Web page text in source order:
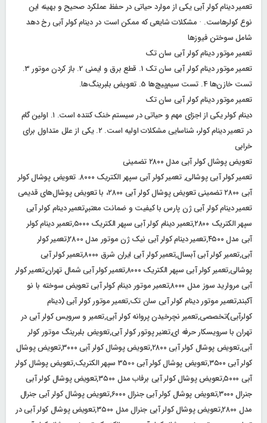
تعمیر دینام کولر آبی یکی از موارد حیاتی در حفظ عملکرد صحیح و بهینه این
نوع کولرهاست. · مشکلات شایعی که ممکن است در دینام کولر آبی رخ دهد
شامل سوختن فیوزها
تعمیر موتور دینام کولر آبی سان تک
تعمیر موتور دینام کولر آبی سان تک 1. قطع برق و ایمنی 2. باز کردن موتور 3.
تست خازن‌ها 4. تست سیم‌پیچ‌ها 5. تعویض بلبرینگ‌ها.
تعمیر موتور دینام کولر آبی سان تک
دینام کولر یکی از اجزای مهم و حیاتی در سیستم خنک کننده است. ۱. اولین گام
در تعمیر دینام کولر، شناسایی مشکلات اولیه است. ۲. یکی از علل متداول برای
خرابی
تعویض پوشال کولر آبی مدل ۲۸۰۰ تضمینی
تعمیر کولر آبی پوشالی, تعمیر کولر آبی سپهر الکتریک ۸۰۰۰. تعویض پوشال کولر
آبی ۲۸۰۰ تضمینی تعویض پوشال کولر آبی ۲۸۰۰، با تعویض پوشال‌های قدیمی
تعمیر دینام کولر آبی ژن پارس با کیفیت و ضمانت معتبر,تعمیر دینام کولر آبی
سپهر الکتریک ۲۸۰۰,تعمیر دینام کولر آبی سپهر الکتریک ۵۰۰۰,تعمیر دینام کولر
آبی مدل ۴۵۰۰,تعمیر دینام کولر آبی نیک ژن موتور مدل 2800,تعمیر کولر
آبی,تعمیر کولر آبی آبسال,تعمیر کولر آبی ایران شرق ۸۰۰۰,تعمیر کولر آبی
پوشالی,تعمیر کولر آبی سپهر الکتریک ۸۰۰۰,تعمیر کولر آبی شمال تهران,تعمیر کولر
آبی مروارید سوز مدل ۸۰۰۰,تعمیر موتور دینام کولر آبی تعویض سوخته با نو
آکبند,تعمیر موتور دینام کولر آبی سان تک,تعمیر موتور کولر آبی (دینام
کولرآبی)تخصصی,تعمیر نچرخیدن پروانه کولر آبی,تعمیر و سرویس کولر آبی در
تهران با سرویسکار حرفه ای,تعنیر پوتور کولر آبی,تعویض بلبرینگ موتور کولر
آبی,تعویض پوشال کولر آبی ۲۸۰۰,تعویض پوشال کولر آبی ۳۰۰۰,تعویض پوشال
کولر آبی ۳۵۰۰,تعویض پوشال کولر آبی 3500 سپهر الکتریک,تعویض پوشال کولر
آبی ۵۰۰۰,تعویض پوشال کولر آبی برفاب مدل ۳۵۰۰,تعویض پوشال کولر آبی
جنرال ۳۰۰۰,تعویض پوشال کولر آبی جنرال ۶۰۰۰,تعویض پوشال کولر آبی جنرال
مدل ۲۸۰۰,تعویض پوشال کولر آبی جنرال مدل ۳۵۰۰,تعویض پوشال کولر آبی در